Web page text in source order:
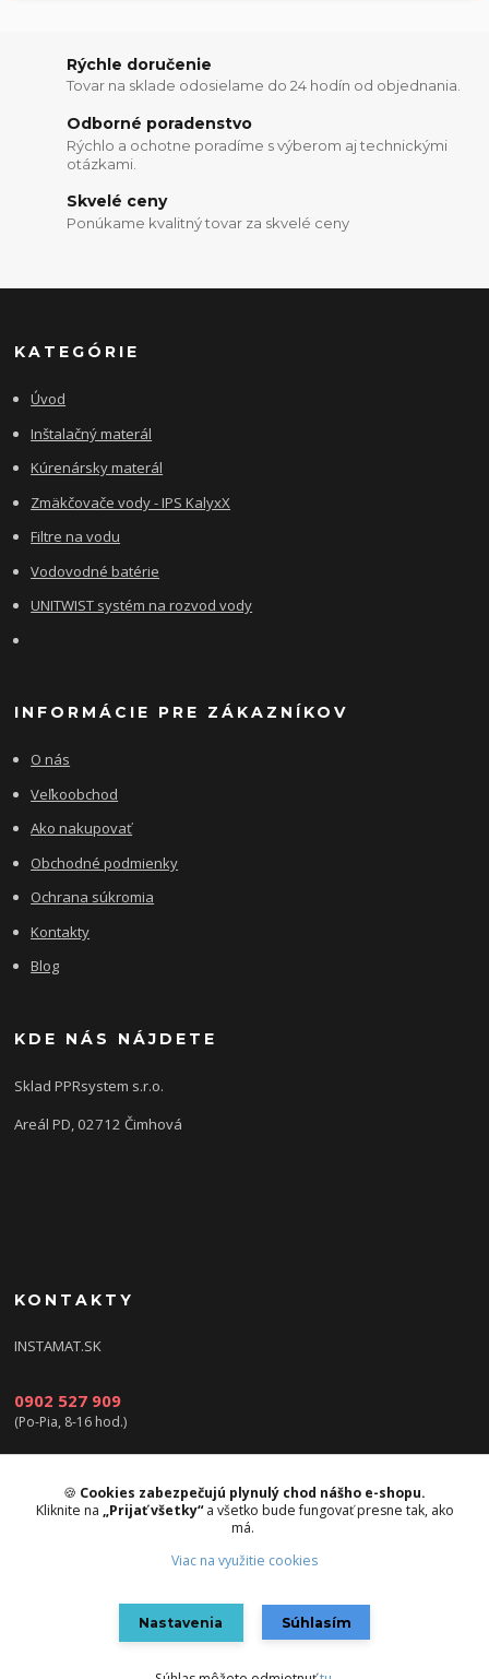
Rýchle doručenie
Tovar na sklade odosielame do 24 hodín od objednania.
Odborné poradenstvo
Rýchlo a ochotne poradíme s výberom aj technickými
otázkami.
Skvelé ceny
Ponúkame kvalitný tovar za skvelé ceny
KATEGÓRIE
Úvod
Inštalačný materál
Kúrenársky materál
Zmäkčovače vody - IPS KalyxX
Filtre na vodu
Vodovodné batérie
UNITWIST systém na rozvod vody
INFORMÁCIE PRE ZÁKAZNÍKOV
O nás
Veľkoobchod
Ako nakupovať
Obchodné podmienky
Ochrana súkromia
Kontakty
Blog
KDE NÁS NÁJDETE
Sklad PPRsystem s.r.o.
Areál PD, 02712 Čimhová
KONTAKTY
INSTAMAT.SK
0902 527 909
(Po-Pia, 8-16 hod.)
info@instamat.sk
🍪 Cookies zabezpečujú plynulý chod nášho e-shopu.
Kliknite na „Prijať všetky“a všetko bude fungovať presne tak, ako
má.
Viac na využitie cookies
Nastavenia Súhlasím